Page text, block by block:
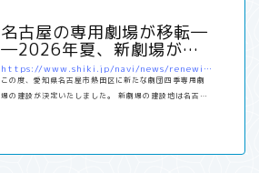
名古屋の専用劇場が移転―
―2026年夏、新劇場が名
古屋市熱田区に誕生！｜最
新ニュース
https://www.shiki.jp/navi/news/renewinfo/036446.html
この度、愛知県名古屋市熱田区に新たな劇団四季専用劇
場の建設が決定いたしました。 新劇場の建設地は名古屋